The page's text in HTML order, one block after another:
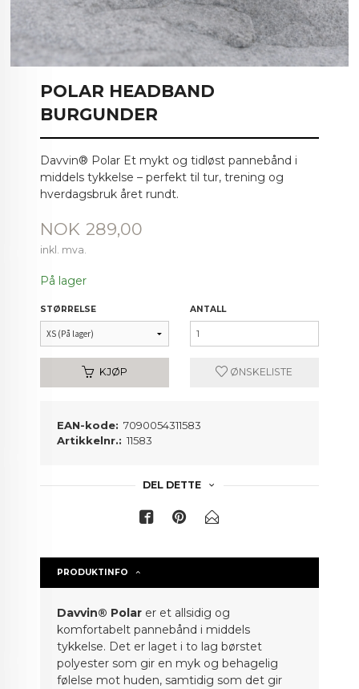
POLAR HEADBAND
BURGUNDER
Davvin® Polar Et mykt og tidløst pannebånd i
middels tykkelse – perfekt til tur, trening og
hverdagsbruk året rundt.
Pris
NOK 289,00
inkl. mva.
På lager
STØRRELSE ANTALL
KJØP ØNSKELISTE
EAN-kode: 7090054311583
Artikkelnr.: 11583
DEL DETTE
PRODUKTINFO
Davvin® Polar er et allsidig og
komfortabelt pannebånd i middels
tykkelse. Det er laget i to lag børstet
polyester som gir en myk og behagelig
følelse mot huden, samtidig som det gir